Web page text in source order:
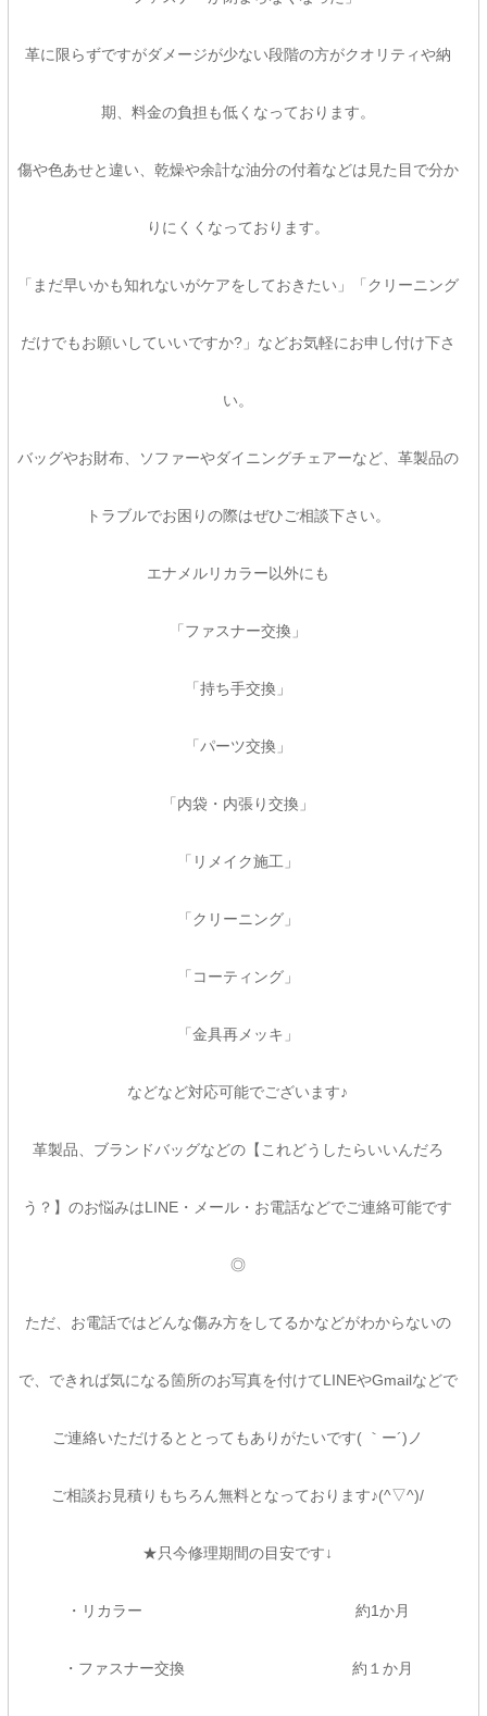
革に限らずですがダメージが少ない段階の方がクオリティや納
期、料金の負担も低くなっております。
傷や色あせと違い、乾燥や余計な油分の付着などは見た目で分か
りにくくなっております。
「まだ早いかも知れないがケアをしておきたい」「クリーニング
だけでもお願いしていいですか?」などお気軽にお申し付け下さ
い。
バッグやお財布、ソファーやダイニングチェアーなど、革製品の
トラブルでお困りの際はぜひご相談下さい。
エナメルリカラー以外にも
「ファスナー交換」
「持ち手交換」
「パーツ交換」
「内袋・内張り交換」
「リメイク施工」
「クリーニング」
「コーティング」
「金具再メッキ」
などなど対応可能でございます♪
革製品、ブランドバッグなどの【これどうしたらいいんだろ
う？】のお悩みはLINE・メール・お電話などでご連絡可能です
◎
ただ、お電話ではどんな傷み方をしてるかなどがわからないの
で、できれば気になる箇所のお写真を付けてLINEやGmailなどで
ご連絡いただけるととってもありがたいです( ｀ー´)ノ
ご相談お見積りもちろん無料となっております♪(^▽^)/
★只今修理期間の目安です↓
・リカラー 約1か月
・ファスナー交換 約１か月